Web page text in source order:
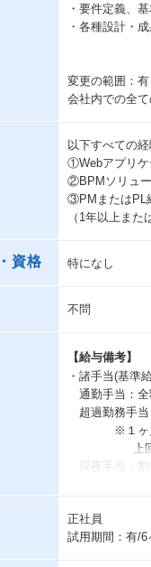
・要件定義、
・各種設計・
変更の範囲：有
会社内での全
以下すべての経
①Webアプリ
②BPMソリュ
③PMまたはPL
（1年以上また
資格 特になし
不問
【給与備考】
・諸手当(基準
通勤手当：全
超過勤務手当
※１ヶ月の
上回る時間
深夜手当：割
同社は人事ポ
支援すること
正社員
試用期間：有/6